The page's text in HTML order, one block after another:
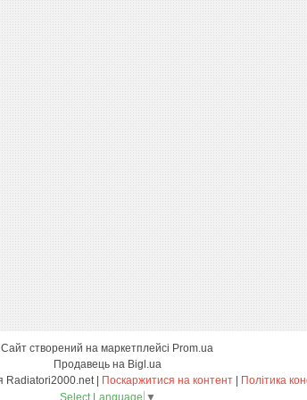
Сайт створений на маркетплейсі Prom.ua
Продавець на Bigl.ua
Поскаржитися на контент
Політика
Select Language ▼